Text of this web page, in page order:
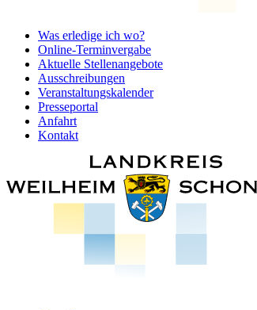
Was erledige ich wo?
Online-Terminvergabe
Aktuelle Stellenangebote
Ausschreibungen
Veranstaltungskalender
Presseportal
Anfahrt
Kontakt